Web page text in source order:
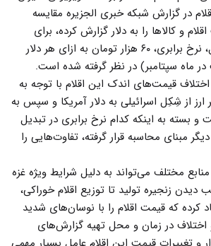
در گزارش شبکه خبری الجزیره مقایسه
و کالاها را به دلار گزارش کرده، برای
تبدیل قیمت‌ها به ریال، نرخ برابری، ۶۰ هزار تومان به ازای هر دلار
ماه سپتامبر) در نظر گرفته‌ شده است.
اختلاف قیمت‌های اندک این اقلام با توجه به
از شِکِل اسرائیلی به دلار آمریکا و سپس به
و بسته به اینکه کدام نرخ برابری در تبدیل
مبنای محاسبه قرار گرفته، تفاوت‌هایی را
مختلف می‌تواند به دلیل شرایط ویژه غزه
دیدن زنجیره تولید تا توزیع اقلام خوراکی،
کرده که قیمت‌ اقلام را با نوسان‌های شدید
اختلاف در زمان و محل تهیه گزارش‌های